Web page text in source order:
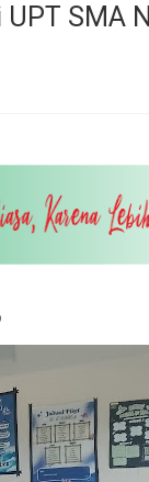
UPT SMA